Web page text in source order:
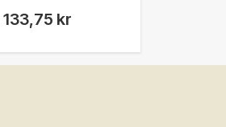
133,75 kr